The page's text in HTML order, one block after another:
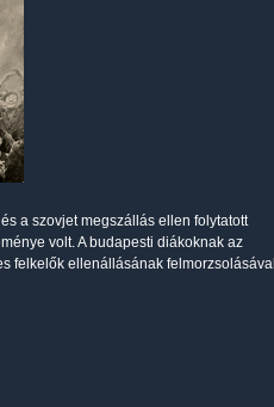
a szovjet megszállás ellen folytatott
volt. A budapesti diákoknak az
felkelők ellenállásának felmorzsolásával